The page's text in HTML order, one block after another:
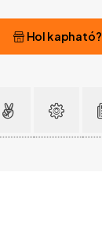
Hol kapható?